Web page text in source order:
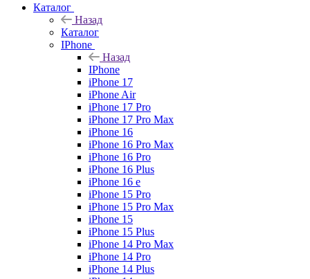
Каталог
Назад
Каталог
IPhone
Назад
IPhone
iPhone 17
iPhone Air
iPhone 17 Pro
iPhone 17 Pro Max
iPhone 16
iPhone 16 Pro Max
iPhone 16 Pro
iPhone 16 Plus
iPhone 16 e
iPhone 15 Pro
iPhone 15 Pro Max
iPhone 15
iPhone 15 Plus
iPhone 14 Pro Max
iPhone 14 Pro
iPhone 14 Plus